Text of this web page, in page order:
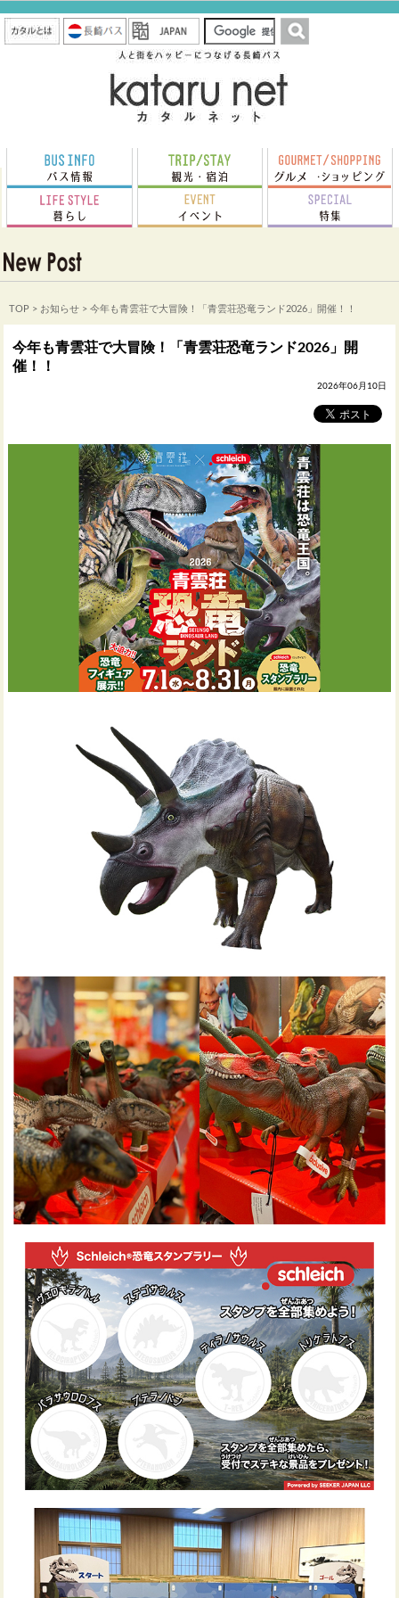
TOP > お知らせ > 今年も青雲荘で大冒険！「青雲荘恐竜ランド2026」開催！！
今年も青雲荘で大冒険！「青雲荘恐竜ランド2026」開
催！！
2026年06月10日